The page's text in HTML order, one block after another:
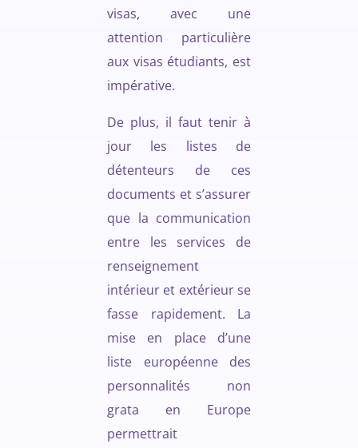
visas, avec une
attention particulière
aux visas étudiants, est
impérative.
De plus, il faut tenir à
jour les listes de
détenteurs de ces
documents et s’assurer
que la communication
entre les services de
renseignement
intérieur et extérieur se
fasse rapidement. La
mise en place d’une
liste européenne des
personnalités non
grata en Europe
permettrait